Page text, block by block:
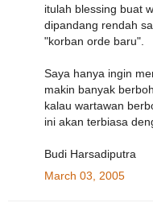
itulah blessing buat
dipandang rendah
"korban orde baru".
Saya hanya ingin
makin banyak
kalau wartawan
ini akan terbiasa
Budi Harsadiputra
March 03, 2005